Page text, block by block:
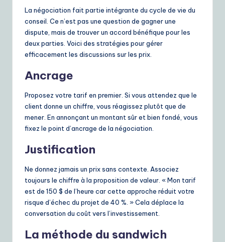
La négociation fait partie intégrante du cycle de vie du
conseil. Ce n’est pas une question de gagner une
dispute, mais de trouver un accord bénéfique pour les
deux parties. Voici des stratégies pour gérer
efficacement les discussions sur les prix.
Ancrage
Proposez votre tarif en premier. Si vous attendez que le
client donne un chiffre, vous réagissez plutôt que de
mener. En annonçant un montant sûr et bien fondé, vous
fixez le point d’ancrage de la négociation.
Justification
Ne donnez jamais un prix sans contexte. Associez
toujours le chiffre à la proposition de valeur. « Mon tarif
est de 150 $ de l’heure car cette approche réduit votre
risque d’échec du projet de 40 %. » Cela déplace la
conversation du coût vers l’investissement.
La méthode du sandwich